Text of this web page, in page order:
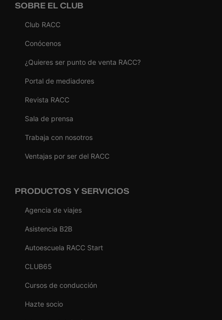
SOBRE EL CLUB
Club RACC
Conócenos
¿Quieres ser punto de venta RACC?
Portal de mediadores
Revista RACC
Sala de prensa
Trabaja con nosotros
Ventajas por ser del RACC
PRODUCTOS Y SERVICIOS
Agencia de viajes
Asistencia B2B
Autoescuela RACC Start
CLUB65
Cursos de conducción
Hazte socio